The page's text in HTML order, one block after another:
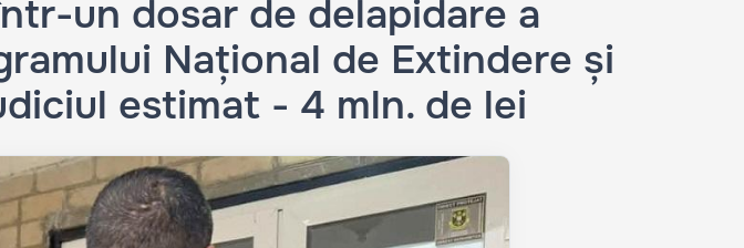
un dosar de delapidare a
Național de Extindere și
estimat - 4 mln. de lei